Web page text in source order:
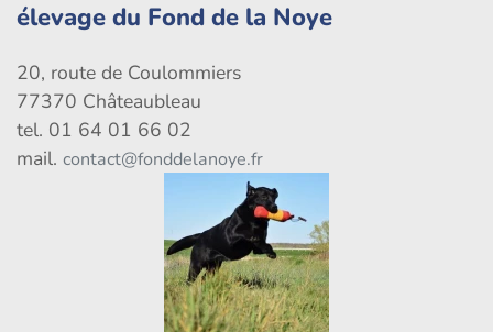
élevage du Fond de la Noye
20, route de Coulommiers
77370 Châteaubleau
tel. 01 64 01 66 02
mail. contact@fonddelanoye.fr